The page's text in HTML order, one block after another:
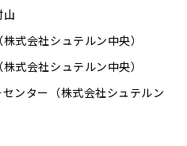
山
式会社シュテルン中央）
式会社シュテルン中央）
ンター（株式会社シュテルン